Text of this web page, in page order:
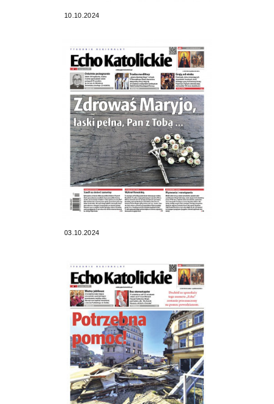
10.10.2024
03.10.2024